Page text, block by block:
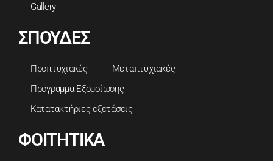
Gallery
ΣΠΟΥΔΕΣ
Προπτυχιακές
Μεταπτυχιακές
Πρόγραμμα Εξομοίωσης
Κατατακτήριες εξετάσεις
ΦΟΙΤΗΤΙΚΑ